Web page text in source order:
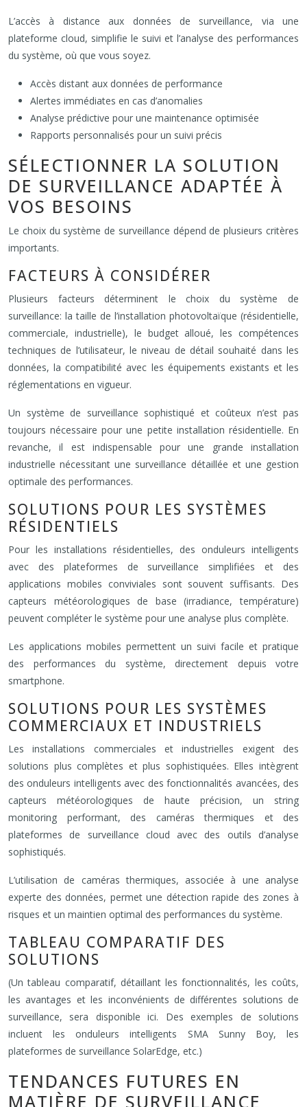
L’accès à distance aux données de surveillance, via une
plateforme cloud, simplifie le suivi et l’analyse des performances
du système, où que vous soyez.
Accès distant aux données de performance
Alertes immédiates en cas d’anomalies
Analyse prédictive pour une maintenance optimisée
Rapports personnalisés pour un suivi précis
SÉLECTIONNER LA SOLUTION
DE SURVEILLANCE ADAPTÉE À
VOS BESOINS
Le choix du système de surveillance dépend de plusieurs critères
importants.
FACTEURS À CONSIDÉRER
Plusieurs facteurs déterminent le choix du système de
surveillance: la taille de l’installation photovoltaïque (résidentielle,
commerciale, industrielle), le budget alloué, les compétences
techniques de l’utilisateur, le niveau de détail souhaité dans les
données, la compatibilité avec les équipements existants et les
réglementations en vigueur.
Un système de surveillance sophistiqué et coûteux n’est pas
toujours nécessaire pour une petite installation résidentielle. En
revanche, il est indispensable pour une grande installation
industrielle nécessitant une surveillance détaillée et une gestion
optimale des performances.
SOLUTIONS POUR LES SYSTÈMES
RÉSIDENTIELS
Pour les installations résidentielles, des onduleurs intelligents
avec des plateformes de surveillance simplifiées et des
applications mobiles conviviales sont souvent suffisants. Des
capteurs météorologiques de base (irradiance, température)
peuvent compléter le système pour une analyse plus complète.
Les applications mobiles permettent un suivi facile et pratique
des performances du système, directement depuis votre
smartphone.
SOLUTIONS POUR LES SYSTÈMES
COMMERCIAUX ET INDUSTRIELS
Les installations commerciales et industrielles exigent des
solutions plus complètes et plus sophistiquées. Elles intègrent
des onduleurs intelligents avec des fonctionnalités avancées, des
capteurs météorologiques de haute précision, un string
monitoring performant, des caméras thermiques et des
plateformes de surveillance cloud avec des outils d’analyse
sophistiqués.
L’utilisation de caméras thermiques, associée à une analyse
experte des données, permet une détection rapide des zones à
risques et un maintien optimal des performances du système.
TABLEAU COMPARATIF DES
SOLUTIONS
(Un tableau comparatif, détaillant les fonctionnalités, les coûts,
les avantages et les inconvénients de différentes solutions de
surveillance, sera disponible ici. Des exemples de solutions
incluent les onduleurs intelligents SMA Sunny Boy, les
plateformes de surveillance SolarEdge, etc.)
TENDANCES FUTURES EN
MATIÈRE DE SURVEILLANCE